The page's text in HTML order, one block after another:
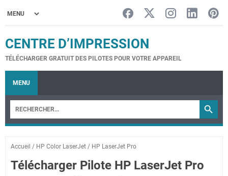
CENTRE D’IMPRESSION
TÉLÉCHARGER GRATUIT DES PILOTES POUR VOTRE APPAREIL
MENU
Accueil / HP Color LaserJet / HP LaserJet Pro
Télécharger Pilote HP LaserJet Pro